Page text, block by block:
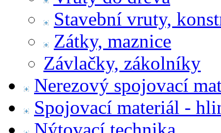
Stavební vruty,
Zátky, maznice
Závlačky, zákolníky
Nerezový spojovací
Spojovací materiál -